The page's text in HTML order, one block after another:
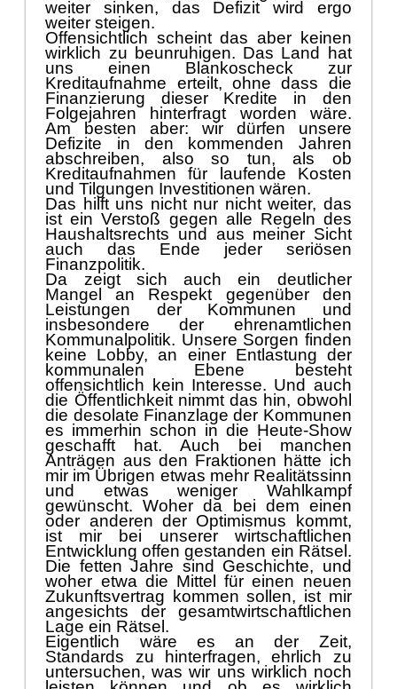
weiter sinken, das Defizit wird ergo
weiter steigen.
Offensichtlich scheint das aber keinen
wirklich zu beunruhigen. Das Land hat
uns einen Blankoscheck zur
Kreditaufnahme erteilt, ohne dass die
Finanzierung dieser Kredite in den
Folgejahren hinterfragt worden wäre.
Am besten aber: wir dürfen unsere
Defizite in den kommenden Jahren
abschreiben, also so tun, als ob
Kreditaufnahmen für laufende Kosten
und Tilgungen Investitionen wären.
Das hilft uns nicht nur nicht weiter, das
ist ein Verstoß gegen alle Regeln des
Haushaltsrechts und aus meiner Sicht
auch das Ende jeder seriösen
Finanzpolitik.
Da zeigt sich auch ein deutlicher
Mangel an Respekt gegenüber den
Leistungen der Kommunen und
insbesondere der ehrenamtlichen
Kommunalpolitik. Unsere Sorgen finden
keine Lobby, an einer Entlastung der
kommunalen Ebene besteht
offensichtlich kein Interesse. Und auch
die Öffentlichkeit nimmt das hin, obwohl
die desolate Finanzlage der Kommunen
es immerhin schon in die Heute-Show
geschafft hat. Auch bei manchen
Anträgen aus den Fraktionen hätte ich
mir imÜbrigen etwas mehr Realitätssinn
und etwas weniger Wahlkampf
gewünscht. Woher da bei dem einen
oder anderen der Optimismus kommt,
ist mir bei unserer wirtschaftlichen
Entwicklung offen gestanden ein Rätsel.
Die fetten Jahre sind Geschichte, und
woher etwa die Mittel für einen neuen
Zukunftsvertrag kommen sollen, ist mir
angesichts der gesamtwirtschaftlichen
Lage ein Rätsel.
Eigentlich wäre es an der Zeit,
Standards zu hinterfragen, ehrlich zu
untersuchen, was wir uns wirklich noch